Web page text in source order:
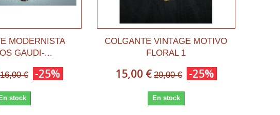
MODERNISTA
GAUDI-...
16,00 € -25%
En stock
COLGANTE VINTAGE MOTIVO
FLORAL 1
15,00 € 20,00 € -25%
En stock